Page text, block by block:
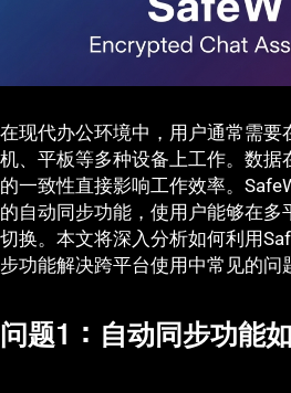
在现代办公环境中，用户通常需要
机、平板等多种设备上工作。数据
的一致性直接影响工作效率。
的自动同步功能，使用户能够在多
切换。本文将深入分析如何利用
步功能解决跨平台使用中常见的问
问题1：自动同步功能